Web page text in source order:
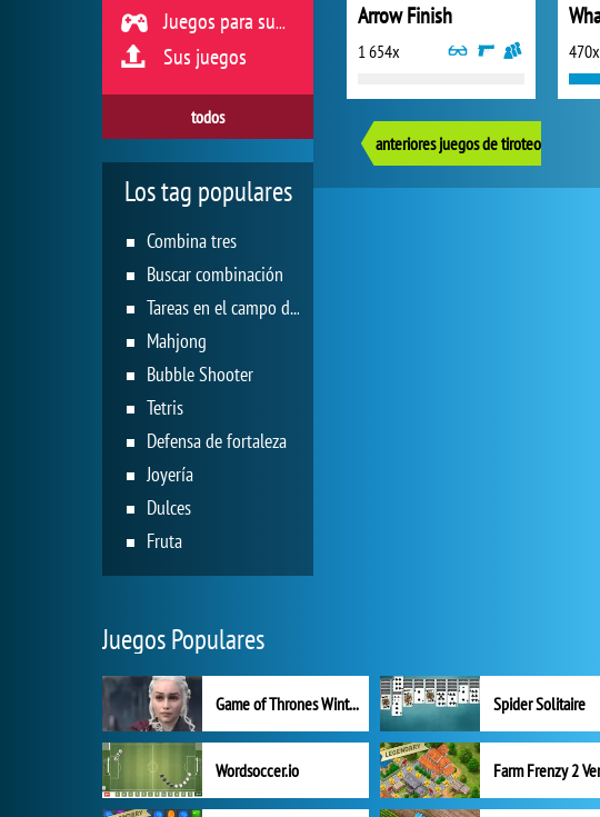
Arrow Finish
1 654x 470x
anteriores juegos de tiroteo
Juegos para sus reflejos
Sus juegos
todos
Los tag populares
Combina tres
Buscar combinación
Tareas en el campo de juego
Mahjong
Bubble Shooter
Tetris
Defensa de fortaleza
Joyería
Dulces
Fruta
Juegos Populares
Game of Thrones Winter is Coming Spider Solitaire
Wordsoccer.io